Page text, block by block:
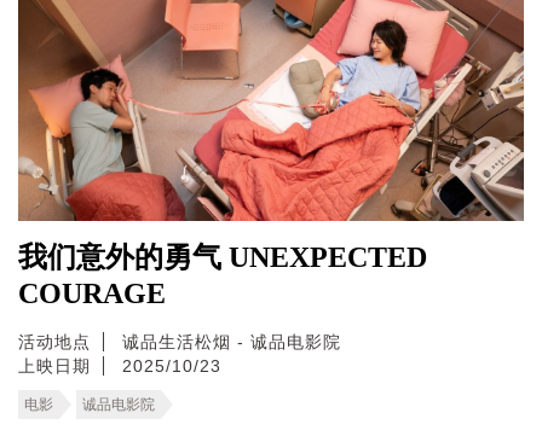
我们意外的勇气 UNEXPECTED
COURAGE
活动地点
诚品生活松烟 - 诚品电影院
上映日期
2025/10/23
电影 诚品电影院